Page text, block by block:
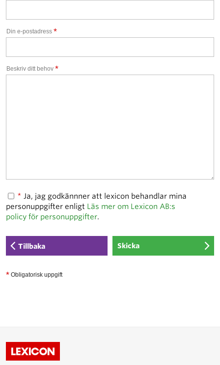
Din e-postadress *
Beskriv ditt behov *
* Ja, jag godkännner att lexicon behandlar mina
personuppgifter enligt Läs mer om Lexicon AB:s
policy för personuppgifter.
Tillbaka
* Obligatorisk uppgift